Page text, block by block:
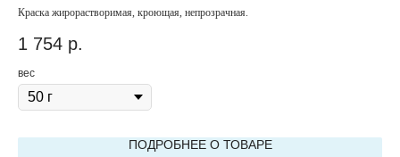
Краска жирорастворимая, кроющая, непрозрачная.
1 754 р.
вес
ПОДРОБНЕЕ О ТОВАРЕ